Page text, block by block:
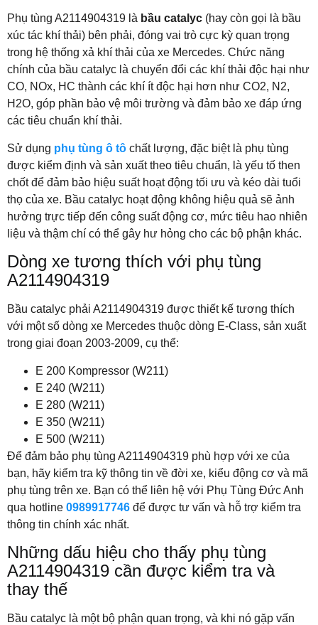
Phụ tùng A2114904319 là bầu catalyc (hay còn gọi là bầu
xúc tác khí thải) bên phải, đóng vai trò cực kỳ quan trọng
trong hệ thống xả khí thải của xe Mercedes. Chức năng
chính của bầu catalyc là chuyển đổi các khí thải độc hại như
CO, NOx, HC thành các khí ít độc hại hơn như CO2, N2,
H2O, góp phần bảo vệ môi trường và đảm bảo xe đáp ứng
các tiêu chuẩn khí thải.
Sử dụng phụ tùng ô tô chất lượng, đặc biệt là phụ tùng
được kiểm định và sản xuất theo tiêu chuẩn, là yếu tố then
chốt để đảm bảo hiệu suất hoạt động tối ưu và kéo dài tuổi
thọ của xe. Bầu catalyc hoạt động không hiệu quả sẽ ảnh
hưởng trực tiếp đến công suất động cơ, mức tiêu hao nhiên
liệu và thậm chí có thể gây hư hỏng cho các bộ phận khác.
Dòng xe tương thích với phụ tùng
A2114904319
Bầu catalyc phải A2114904319 được thiết kế tương thích
với một số dòng xe Mercedes thuộc dòng E-Class, sản xuất
trong giai đoạn 2003-2009, cụ thể:
E 200 Kompressor (W211)
E 240 (W211)
E 280 (W211)
E 350 (W211)
E 500 (W211)
Để đảm bảo phụ tùng A2114904319 phù hợp với xe của
bạn, hãy kiểm tra kỹ thông tin về đời xe, kiểu động cơ và mã
phụ tùng trên xe. Bạn có thể liên hệ với Phụ Tùng Đức Anh
qua hotline 0989917746 để được tư vấn và hỗ trợ kiểm tra
thông tin chính xác nhất.
Những dấu hiệu cho thấy phụ tùng
A2114904319 cần được kiểm tra và
thay thế
Bầu catalyc là một bộ phận quan trọng, và khi nó gặp vấn